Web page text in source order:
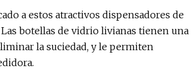
a estos atractivos dispensadores de
botellas de vidrio livianas tienen una
la suciedad, y le permiten